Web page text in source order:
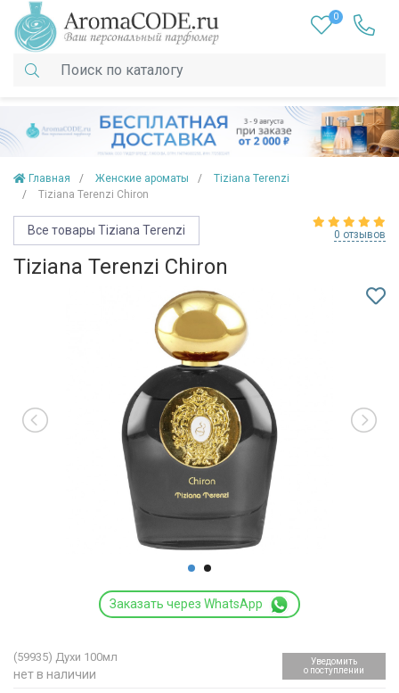
0
Главная Женские ароматы
Tiziana Terenzi
Tiziana Terenzi Chiron
Все товары Tiziana Terenzi 0 отзывов
Tiziana Terenzi Chiron
Заказать через WhatsApp
(59935) Духи 100мл
нет в наличии
Уведомить
о поступлении